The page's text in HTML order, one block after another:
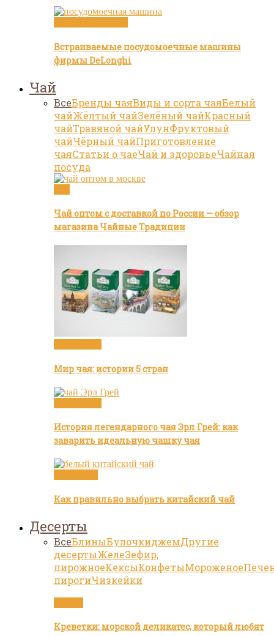
Встраиваемые посудомоечные машины
фирмы DeLonghi
Чай
ВсеБренды чаяВиды и сорта чаяБелый
чайЖёлтый чайЗелёный чайКрасный
чайТравяной чайУлунФруктовый
чайЧёрный чайПриготовление
чаяСтатьи о чаеЧай и здоровьеЧайная
посуда
Чай оптом с доставкой по России — обзор
магазина Чайные Традиции
Мир чая: истории 5 стран
История легендарного чая Эрл Грей: как
заварить идеальную чашку чая
Как правильно выбрать китайский чай
Десерты
ВсеБлиныБулочкиджемДругие
десертыЖелеЗефир,
пирожноеКексыКонфетыМороженое
пирогиЧизкейки
Креветки: морской деликатес, который любят